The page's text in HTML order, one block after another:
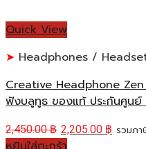
Quick View
Headphones /
Creative Headphone
ฟังบลูทูธ ของแท้ ประกันศูนย์
2,450.00฿ 2,205.00 ฿ รวมภา